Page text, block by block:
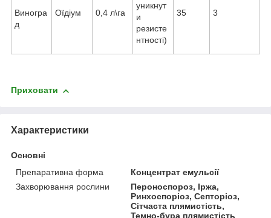
уникнут
и
резисте
нтності)
Виногра
д
Оїдіум 0,4 л\га 35 3
Приховати
Характеристики
Основні
Препаративна форма
Концентрат емульсії
Захворювання рослини
Пероноспороз, Іржа,
Ринхоспоріоз, Септоріоз,
Сітчаста плямистість,
Темно-бура плямистість